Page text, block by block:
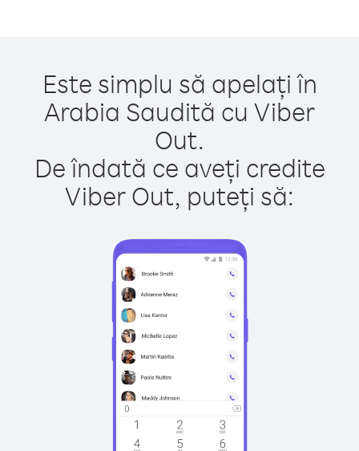
Este simplu să apelați în
Arabia Saudită cu Viber
Out.
De îndată ce aveți credite
Viber Out, puteți să: